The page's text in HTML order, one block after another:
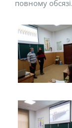
повному обсязі.